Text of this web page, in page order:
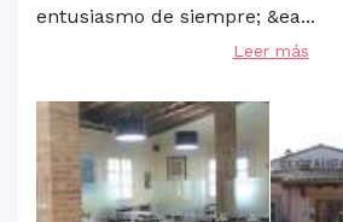
entusiasmo de siempre; &ea...
Leer más